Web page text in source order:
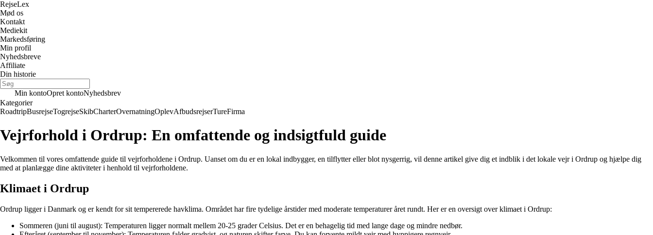
RejseLex
Mød os
Kontakt
Mediekit
Markedsføring
Min profil
Nyhedsbreve
Affiliate
Din historie
Min kontoOpret kontoNyhedsbrev
Kategorier
RoadtripBusrejseTogrejseSkibCharterOvernatningOplevAfbudsrejserTureFirma
Vejrforhold i Ordrup: En omfattende og indsigtfuld guide
Velkommen til vores omfattende guide til vejrforholdene i Ordrup. Uanset om du er en lokal indbygger, en tilflytter eller blot nysgerrig, vil denne artikel give dig et indblik i det lokale vejr i Ordrup og hjælpe dig
med at planlægge dine aktiviteter i henhold til vejrforholdene.
Klimaet i Ordrup
Ordrup ligger i Danmark og er kendt for sit tempererede havklima. Området har fire tydelige årstider med moderate temperaturer året rundt. Her er en oversigt over klimaet i Ordrup:
Sommeren (juni til august): Temperaturen ligger normalt mellem 20-25 grader Celsius. Det er en behagelig tid med lange dage og mindre nedbør.